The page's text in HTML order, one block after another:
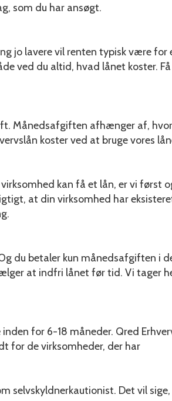
som du har ansøgt.
jo lavere vil renten typisk være for
ved du altid, hvad lånet koster.
Månedsafgiften afhænger af,
koster ved at bruge vores
kan få et lån, er vi først
at din virksomhed har
du betaler kun månedsafgiften i
at indfri lånet før tid. Vi tager
for 6-18 måneder. Qred
for de virksomheder, der har
selvskyldnerkautionist. Det vil